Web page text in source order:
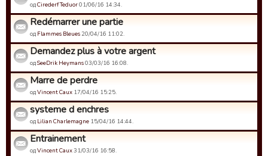
одCirederf Teduor01/06/16 14:34.
Redémarrer une partie
од Flammes Bleues 20/04/16 11:02.
Demandez plus à votre argent
одSeeDrik Heymans03/03/16 16:08.
Marre de perdre
одVincent Caux 17/04/16 15:25.
systeme d enchres
од Lilian Charlemagne 15/04/16 14:44.
Entrainement
одVincent Caux31/03/16 16:58.